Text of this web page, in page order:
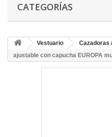
CATEGORÍAS
Vestuario Cazadoras
ajustable con capucha EUROPA